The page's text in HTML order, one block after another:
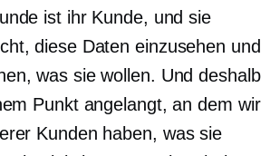
ist ihr Kunde, und sie
diese Daten einzusehen und
was sie wollen. Und deshalb
Punkt angelangt, an dem wir
Kunden haben, was sie